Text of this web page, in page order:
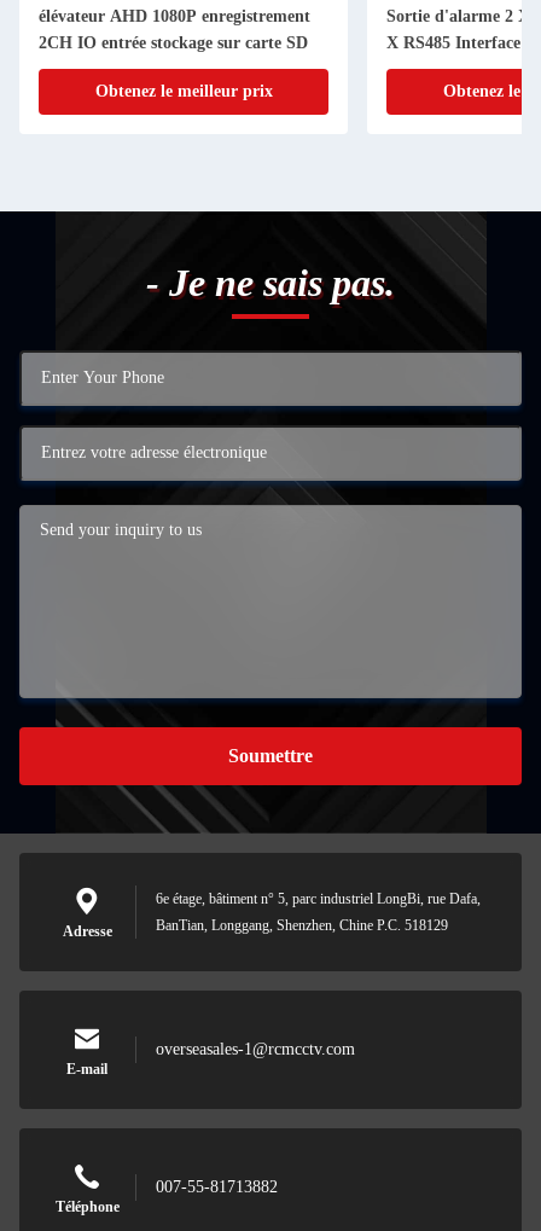
élévateur AHD 1080P enregistrement
2CH IO entrée stockage sur carte SD
Obtenez le meilleur prix
Sortie d'alarme 2 X
X RS485 Interface
Obtenez le
- Je ne sais pas.
Soumettre
Adresse
6e étage, bâtiment n° 5, parc industriel LongBi, rue Dafa,
BanTian, Longgang, Shenzhen, Chine P.C. 518129
E-mail
overseasales-1@rcmcctv.com
Téléphone
007-55-81713882